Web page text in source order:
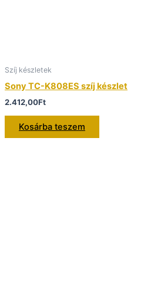
Szíj készletek
Sony TC-K808ES szíj készlet
2.412,00Ft
Kosárba teszem